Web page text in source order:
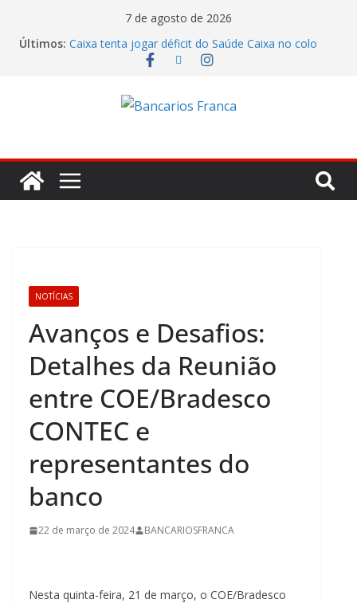
7 de agosto de 2026
Últimos: Caixa tenta jogar déficit do Saúde Caixa no colo
dos empregados e enfrenta rejeição na mesa
7,05 bilhões no segundo trimestre
Itaú atende cobrança da CONTEC e garante
de R$ 275 milhões
Banco do Brasil trava debate econômico e
condiciona avanços à decisão da Fenaban
NOTÍCIAS
Avanços e Desafios:
Detalhes da Reunião
entre COE/Bradesco
CONTEC e
representantes do
banco
22 de março de 2024 BANCARIOSFRANCA
Nesta quinta-feira, 21 de março, o COE/Bradesco